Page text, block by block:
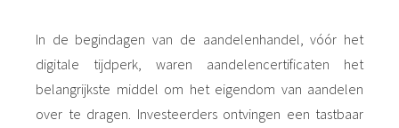
In de begindagen van de aandelenhandel, vóór het
digitale tijdperk, waren aandelencertificaten het
belangrijkste middel om het eigendom van aandelen
over te dragen. Investeerders ontvingen een tastbaar